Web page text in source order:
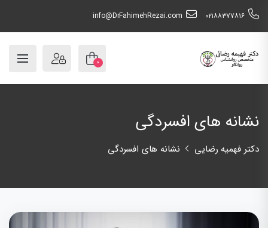
٠٢١٨٨٣٧٧٨١٦ info@DrFahimehRezai.com
۰
نشانه های افسردگی
دکتر فهمیه رضایی نشانه های افسردگی